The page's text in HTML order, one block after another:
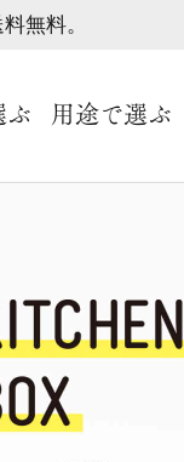
無料。
用途で選ぶ